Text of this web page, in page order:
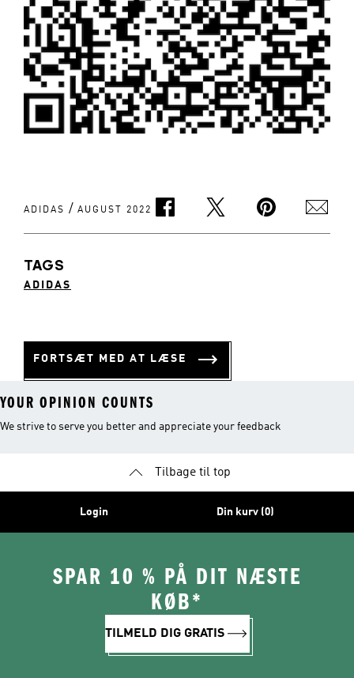
ADIDAS / AUGUST 2022
TAGS
ADIDAS
FORTSÆT MED AT LÆSE
YOUR OPINION COUNTS
We strive to serve you better and appreciate your feedback
Tilbage til top
Login Din kurv (0)
SPAR 10 % PÅ DIT NÆSTE
KØB*
TILMELD DIG GRATIS